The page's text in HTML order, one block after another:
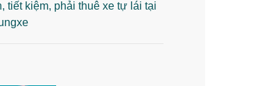
tiết kiệm, phải thuê xe tự lái tại